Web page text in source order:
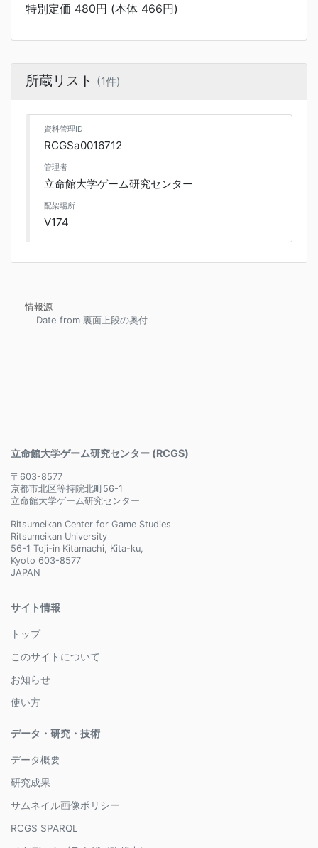
特別定価 480円 (本体 466円)
所蔵リスト (1件)
資料管理ID
RCGSa0016712
管理者
立命館大学ゲーム研究センター
配架場所
V174
情報源
Date from 裏面上段の奥付
立命館大学ゲーム研究センター (RCGS)
〒603-8577
京都市北区等持院北町56-1
立命館大学ゲーム研究センター
Ritsumeikan Center for Game Studies
Ritsumeikan University
56-1 Toji-in Kitamachi, Kita-ku,
Kyoto 603-8577
JAPAN
サイト情報
トップ
このサイトについて
お知らせ
使い方
データ・研究・技術
データ概要
研究成果
サムネイル画像ポリシー
RCGS SPARQL